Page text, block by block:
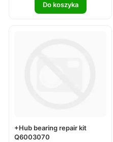
Do koszyka
+Hub bearing repair kit
Q6003070